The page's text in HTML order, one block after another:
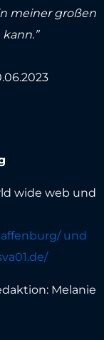
meiner großen
wide web und
und
Melanie